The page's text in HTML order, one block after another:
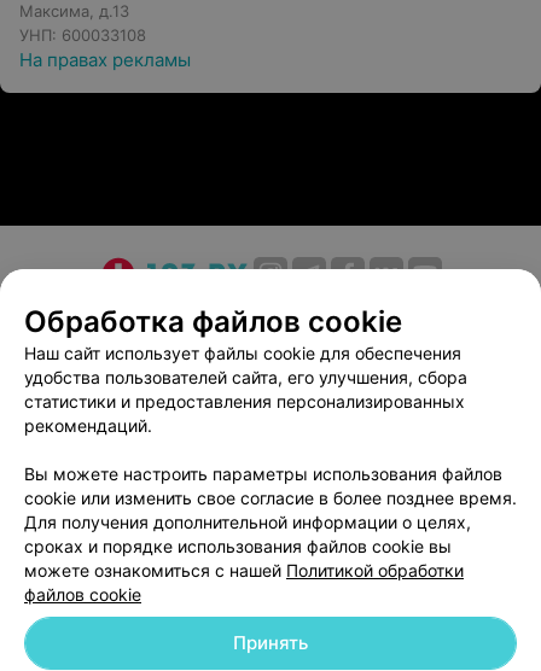
Максима, д.13
УНП: 600033108
На правах рекламы
О проекте Новости проекта
Размещение рекламы
Медицинский маркетинг
Публичный договор
Пользовательское соглашение
Способы оплаты
Вакансии
Партнеры
Написать в поддержку
Персональные настройки cookie
Обработка персональных данных
Обработка файлов cookie
Наш сайт использует файлы cookie для обеспечения
удобства пользователей сайта, его улучшения, сбора
статистики и предоставления персонализированных
рекомендаций.
Вы можете настроить параметры использования файлов
cookie или изменить свое согласие в более позднее время.
Для получения дополнительной информации о целях,
сроках и порядке использования файлов cookie вы
можете ознакомиться с нашей Политикой обработки
файлов cookie
Принять